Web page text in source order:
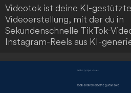
Videotok ist deine KI-
Videoerstellung, mit der du in
Sekundenschnelle TikTok-
Instagram-Reels aus KI-
professionelle
benötigen. Die Nutzung dieser
benutzerfreundlichen